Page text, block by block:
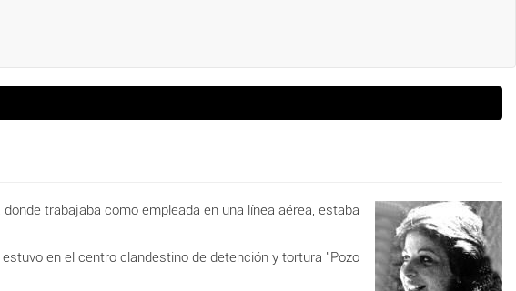
trabajaba como empleada en una línea aérea, estaba
en el centro clandestino de detención y tortura "Pozo